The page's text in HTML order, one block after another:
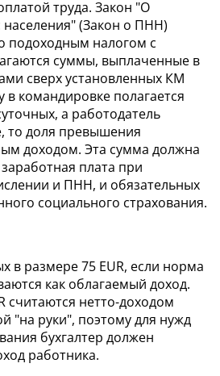
труда. Закон "О
(Закон о ПНН)
подоходным налогом с
суммы, выплаченные в
сверх установленных КМ
в командировке полагается
а работодатель
то доля превышения
доходом. Эта сумма должна
плата при
и ПНН, и обязательных
социального страхования.
в размере 75 EUR, если норма
как облагаемый доход.
считаются нетто-доходом
"на руки", поэтому для нужд
бухгалтер должен
работника.